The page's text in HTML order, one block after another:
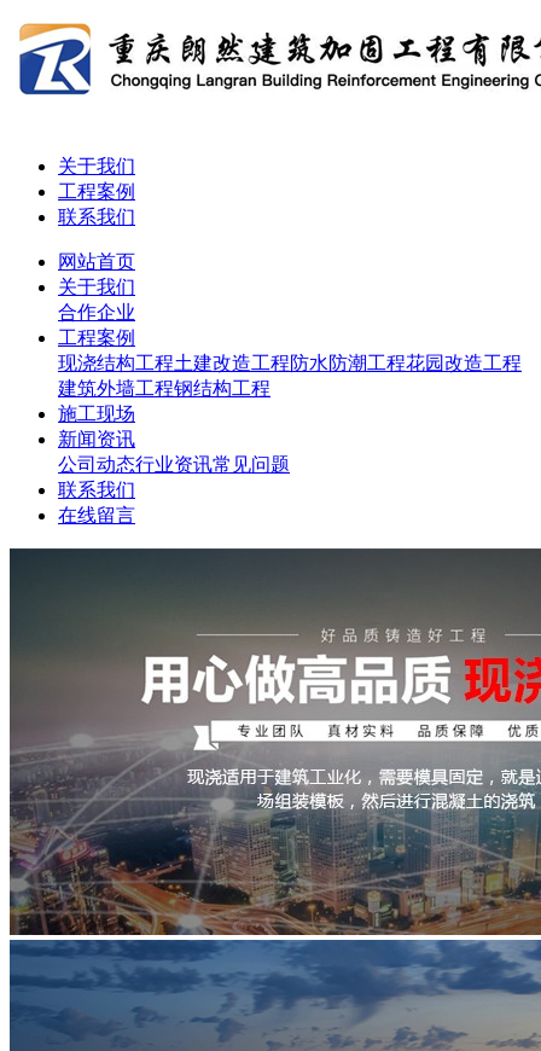
关于我们
工程案例
联系我们
网站首页
关于我们
合作企业
工程案例
现浇结构工程土建改造工程防水防潮工程花园改造工程
建筑外墙工程钢结构工程
施工现场
新闻资讯
公司动态行业资讯常见问题
联系我们
在线留言